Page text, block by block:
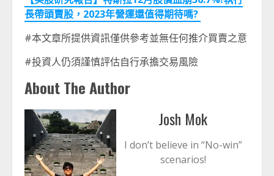
長帶頭賣股，2023年營運還值得期待嗎?
#本文章所提供資訊僅供參考並無任何推介買賣之意
#投資人仍須謹慎評估自行承擔交易風險
About The Author
Josh Mok
I don’t believe in “No-win”
scenarios!